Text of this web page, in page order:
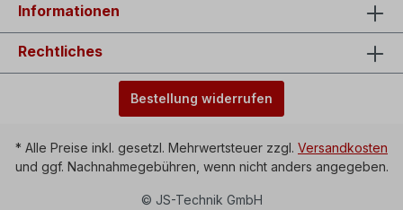
Informationen
Rechtliches
Bestellung widerrufen
* Alle Preise inkl. gesetzl. Mehrwertsteuer zzgl. Versandkosten
und ggf. Nachnahmegebühren, wenn nicht anders angegeben.
© JS-Technik GmbH